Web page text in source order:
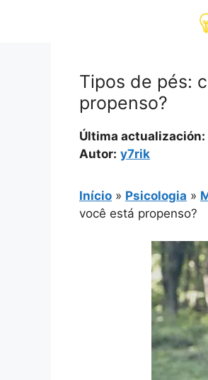
Tipos de pés:
propenso?
Última actualización:
Autor: y7rik
Início » Psicologia »
você está propenso?